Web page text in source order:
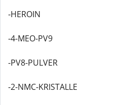
-HEROIN
-4-MEO-PV9
-PV8-PULVER
-2-NMC-KRISTALLE